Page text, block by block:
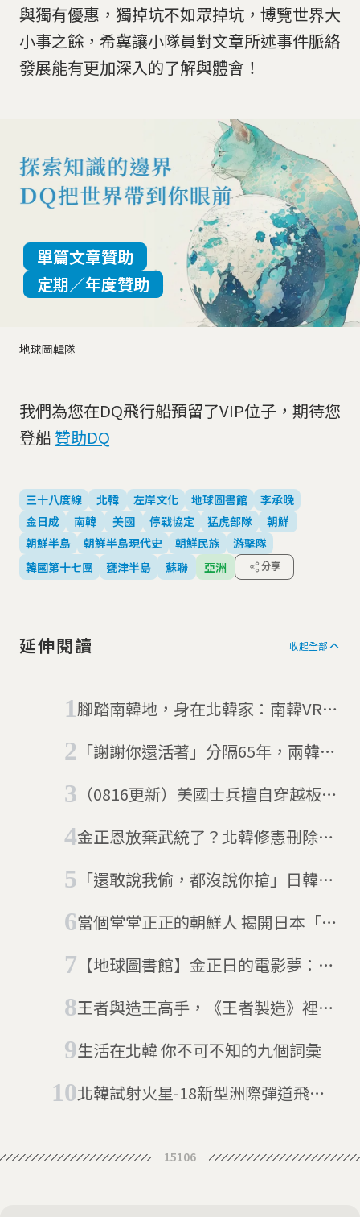
與獨有優惠，獨掉坑不如眾掉坑，博覽世界大
小事之餘，希冀讓小隊員對文章所述事件脈絡
發展能有更加深入的了解與體會！
地球圖輯隊
單篇文章贊助
定期／年度贊助
我們為您在DQ飛行船預留了VIP位子，期待您
登船贊助DQ
三十八度線 北韓 左岸文化 地球圖書館
李承晚
金日成
南韓 美國 停戰協定 猛虎部隊
朝鮮
朝鮮半島
朝鮮半島現代史 朝鮮民族
游擊隊
韓國第十七團
甕津半島 蘇聯 亞洲 分享
延伸閱讀 收起全部
腳踏南韓地，身在北韓家：南韓VR計
「謝謝你還活著」分隔65年，兩韓民
（0816更新）美國士兵擅自穿越板門
庇護
金正恩放棄武統了？北韓修憲刪除
放棄核武
「還敢說我偷，都沒說你搶」日韓佛
當個堂堂正正的朝鮮人 揭開日本「朝
【地球圖書館】金正日的電影夢：他
獨裁者的北韓電影《平壤怪獸》
王者與造王高手，《王者製造》裡的
生活在北韓 你不可不知的九個詞彙
北韓試射火星-18新型洲際彈道飛
15106